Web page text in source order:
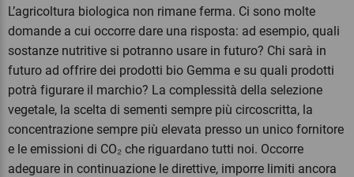
L’agricoltura biologica non rimane ferma. Ci sono molte
domande a cui occorre dare una risposta: ad esempio, quali
sostanze nutritive si potranno usare in futuro? Chi sarà in
futuro ad offrire dei prodotti bio Gemma e su quali prodotti
potrà figurare il marchio? La complessità della selezione
vegetale, la scelta di sementi sempre più circoscritta, la
concentrazione sempre più elevata presso un unico fornitore
e le emissioni di CO₂ che riguardano tutti noi. Occorre
adeguare in continuazione le direttive, imporre limiti ancora